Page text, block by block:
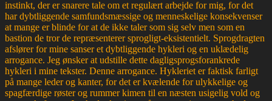
instinkt, der er snarere tale om et regulært arbejde for mig, for det
har dybtliggende samfundsmæssige og menneskelige konsekvenser
at mange er blinde for at de ikke taler som sig selv men som en
bastion de tror de repræsenterer sprogligt-eksistentielt. Sprogdragten
afslører for mine sanser et dybtliggende hykleri og en uklædelig
arrogance. Jeg ønsker at udstille dette dagligsprogsforankrede
hykleri i mine tekster. Denne arrogance. Hykleriet er faktisk farligt
på mange leder og kanter, for det er kvælende for ulykkelige og
spagfærdige røster og rummer kimen til en næsten usigelig vold og